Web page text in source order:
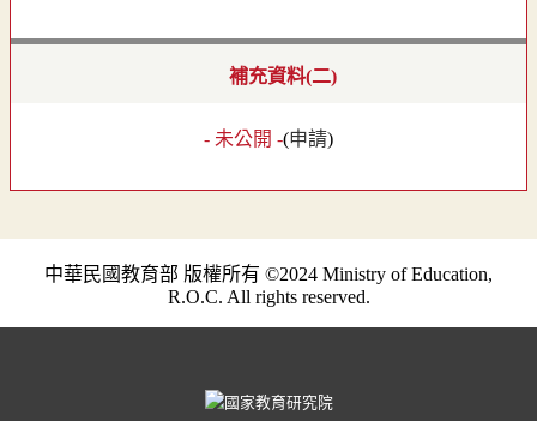
補充資料(二)
- 未公開 -(申請)
中華民國教育部 版權所有 ©2024 Ministry of Education,
R.O.C. All rights reserved.